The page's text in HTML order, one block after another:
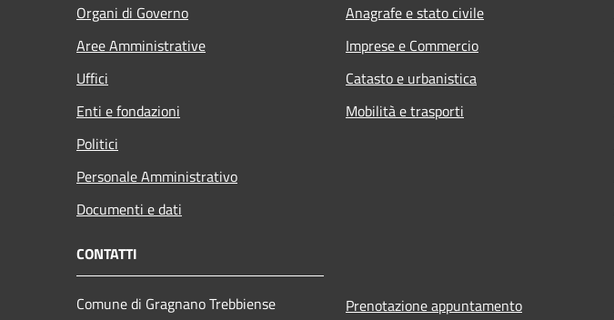
Organi di Governo
Aree Amministrative
Uffici
Enti e fondazioni
Politici
Personale Amministrativo
Documenti e dati
Anagrafe e stato civile
Imprese e Commercio
Catasto e urbanistica
Mobilità e trasporti
CONTATTI
Comune di Gragnano Trebbiense
Prenotazione appuntamento